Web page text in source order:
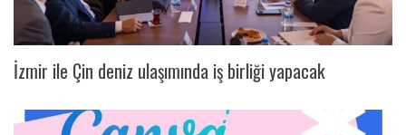
İzmir ile Çin deniz ulaşımında iş birliği yapacak